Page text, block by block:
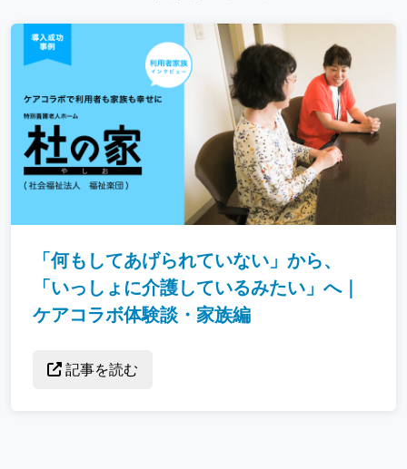
「何もしてあげられていない」から、
「いっしょに介護しているみたい」へ｜
ケアコラボ体験談・家族編
記事を読む